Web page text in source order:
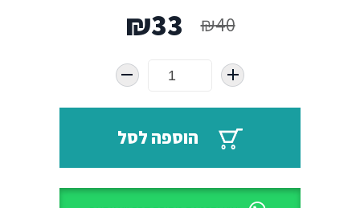
₪40
המחיר
המקורי
היה:
₪40.
₪33
הנוכחי
הוא:
₪33.הוספה לסל